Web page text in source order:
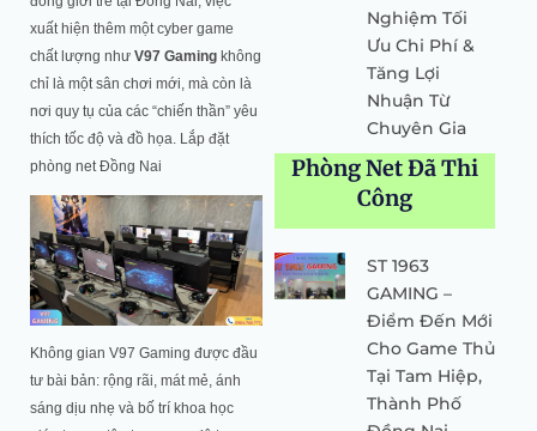
xuất hiện thêm một cyber game
chất lượng như V97 Gaming không
chỉ là một sân chơi mới, mà còn là
nơi quy tụ của các “chiến thần” yêu
thích tốc độ và đồ họa. Lắp đặt
phòng net Đồng Nai
Không gian V97 Gaming được đầu
tư bài bản: rộng rãi, mát mẻ, ánh
sáng dịu nhẹ và bố trí khoa học
Nghiệm Tối
Ưu Chi Phí &
Tăng Lợi
Nhuận Từ
Chuyên Gia
Phòng Net Đã Thi
Công
ST 1963
GAMING –
Điểm Đến Mới
Cho Game Thủ
Tại Tam Hiệp,
Thành Phố